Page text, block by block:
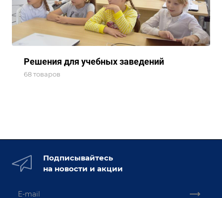
Решения для учебных заведений
68 товаров
Подписывайтесь
на новости и акции